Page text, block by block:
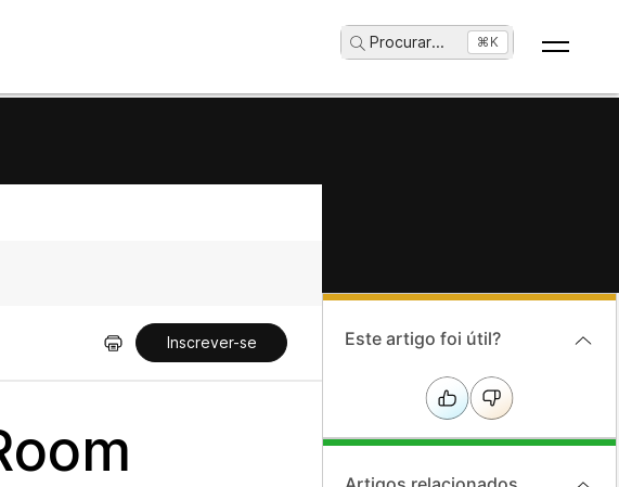
Procurar... ⌘K
Inscrever-se Este artigo foi útil?